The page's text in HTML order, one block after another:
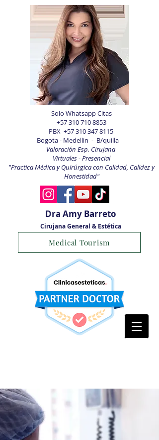
Solo Whatsapp Citas
+57 310 710 8853
PBX +57 310 347 8115
Bogota - Medellin - B/quilla
Valoración Esp. Cirujana
Virtuales - Presencial
"Practica Médica y Quirúrgica con Calidad, Calidez y
Honestidad"
Dra Amy Barreto
Cirujana General & Estética
Medical Tourism